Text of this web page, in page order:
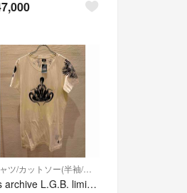
Tシャツ/カットソー(半袖/袖なし)
00s archive L.G.B. limited t-shirt tシャツ